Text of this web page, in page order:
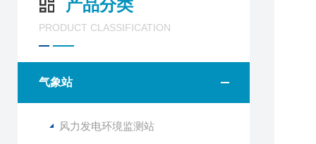
产品分类
PRODUCT CLASSIFICATION
气象站
风力发电环境监测站